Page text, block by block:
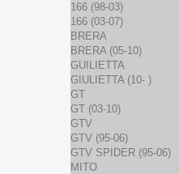
166 (98-03)
166 (03-07)
BRERA
BRERA (05-10)
GUILIETTA
GIULIETTA (10- )
GT
GT (03-10)
GTV
GTV (95-06)
GTV SPIDER (95-06)
MITO